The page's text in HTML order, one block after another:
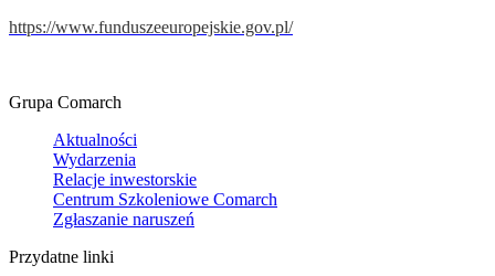
https://www.funduszeeuropejskie.gov.pl/
Grupa Comarch
Aktualności
Wydarzenia
Relacje inwestorskie
Centrum Szkoleniowe Comarch
Zgłaszanie naruszeń
Przydatne linki